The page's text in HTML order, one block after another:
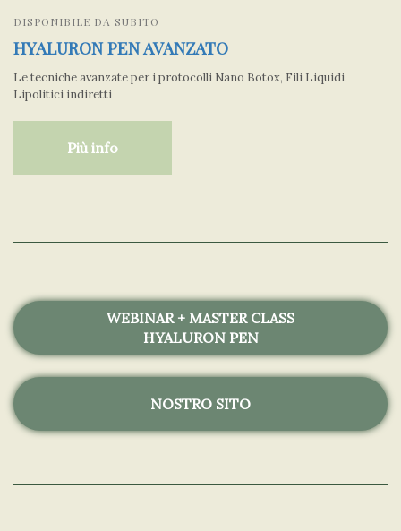
DISPONIBILE DA SUBITO
HYALURON PEN AVANZATO
Le tecniche avanzate per i protocolli Nano Botox, Fili Liquidi,
Lipolitici indiretti
Più info
WEBINAR + MASTER CLASS
HYALURON PEN
NOSTRO SITO